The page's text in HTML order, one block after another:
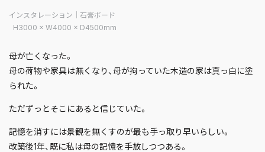
インスタレーション｜石膏ボード
H3000 × W4000 × D4500mm
母が亡くなった。
母の荷物や家具は無くなり、母が拘っていた木造の家は真っ白に塗
られた。
ただずっとそこにあると信じていた。
記憶を消すには景観を無くすのが最も手っ取り早いらしい。
改築後1年、既に私は母の記憶を手放しつつある。